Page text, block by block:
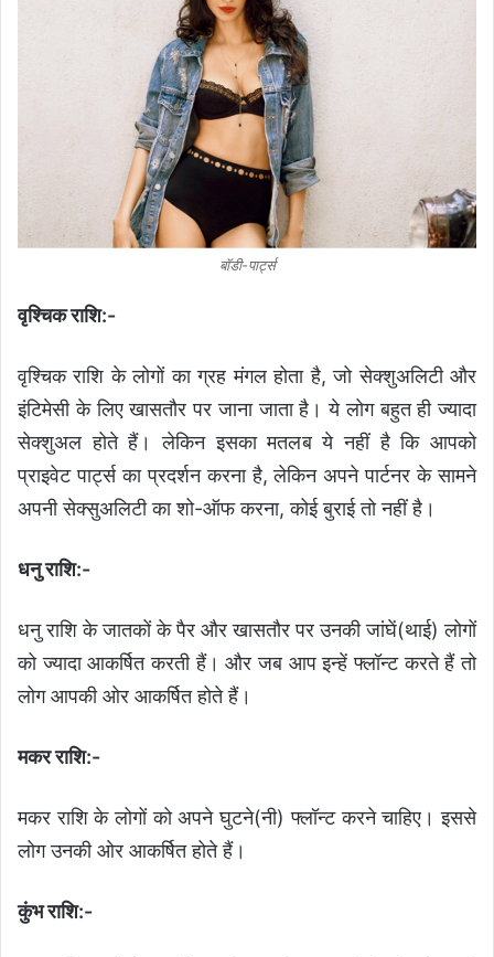
बॉडी-पार्ट्स
वृश्चिक राशि:-
वृश्चिक राशि के लोगों का ग्रह मंगल होता है, जो सेक्शुअलिटी और
इंटिमेसी के लिए खासतौर पर जाना जाता है। ये लोग बहुत ही ज्यादा
सेक्शुअल होते हैं। लेकिन इसका मतलब ये नहीं है कि आपको
प्राइवेट पार्ट्स का प्रदर्शन करना है, लेकिन अपने पार्टनर के सामने
अपनी सेक्सुअलिटी का शो-ऑफ करना, कोई बुराई तो नहीं है।
धनु राशि:-
धनु राशि के जातकों के पैर और खासतौर पर उनकी जांघें(थाई) लोगों
को ज्यादा आकर्षित करती हैं। और जब आप इन्हें फ्लॉन्ट करते हैं तो
लोग आपकी ओर आकर्षित होते हैं।
मकर राशि:-
मकर राशि के लोगों को अपने घुटने(नी) फ्लॉन्ट करने चाहिए। इससे
लोग उनकी ओर आकर्षित होते हैं।
कुंभ राशि:-